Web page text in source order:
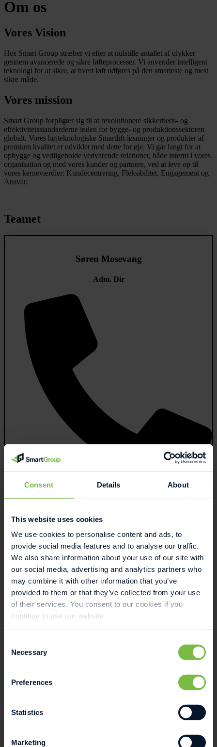
Consent Details About
This website uses cookies
We use cookies to personalise content and ads, to
provide social media features and to analyse our traffic.
We also share information about your use of our site with
our social media, advertising and analytics partners who
may combine it with other information that you’ve
provided to them or that they’ve collected from your use
of their services. You consent to our cookies if you
continue to use our website.
Selection
Necessary
Preferences
Statistics
Marketing
Om os
Vores Vision
Hos Smart Group stræber vi efter at nulstille antallet af ulykker
gennem avancerede og sikre løfteprocesser. Vi anvender intelligent
teknologi for at sikre, at hvert løft udføres på den smarteste og mest
sikre måde.
Vores mission
Smart Group forpligter sig til at revolutionere sikkerheds- og
effektivitetsstandarderne inden for bygge- og produktionssektoren
globalt. Vores højteknologiske Smartlift-løsninger og produkter af
premium kvalitet er udviklet med dette for øje. Vi går langt for at
opbygge og vedligeholde vedvarende relationer, både internt i vores
organisation og med vores kunder og partnere, ved at leve op til
vores kerneværdier: Kundecentrering, Fleksibilitet, Engagement og
Ansvar.
Teamet
Søren Mosevang
Adm. Dir
+45 2517 9988
sm@smart-group.dk